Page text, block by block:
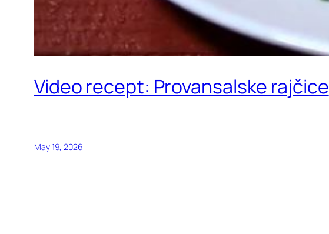
Video recept: Provansalske rajčice
May 19, 2026